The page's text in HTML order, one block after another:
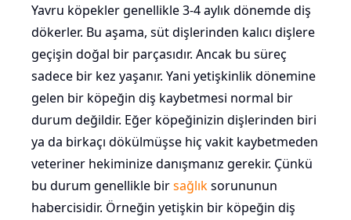
Yavru köpekler genellikle 3-4 aylık dönemde diş
dökerler. Bu aşama, süt dişlerinden kalıcı dişlere
geçişin doğal bir parçasıdır. Ancak bu süreç
sadece bir kez yaşanır. Yani yetişkinlik dönemine
gelen bir köpeğin diş kaybetmesi normal bir
durum değildir. Eğer köpeğinizin dişlerinden biri
ya da birkaçı dökülmüşse hiç vakit kaybetmeden
veteriner hekiminize danışmanız gerekir. Çünkü
bu durum genellikle birsağlıksorununun
habercisidir. Örneğin yetişkin bir köpeğin diş